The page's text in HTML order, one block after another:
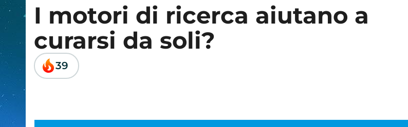
I motori di ricerca aiutano a
curarsi da soli?
39